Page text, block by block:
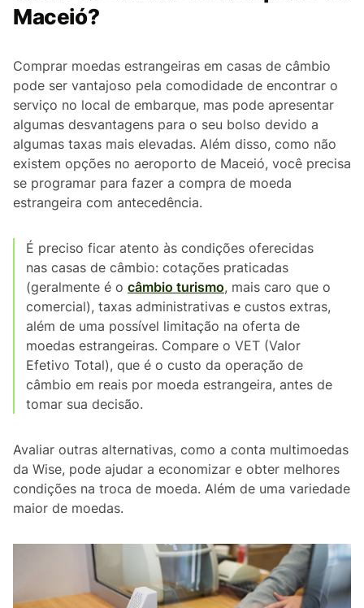
Maceió?
Comprar moedas estrangeiras em casas de câmbio
pode ser vantajoso pela comodidade de encontrar o
serviço no local de embarque, mas pode apresentar
algumas desvantagens para o seu bolso devido a
algumas taxas mais elevadas. Além disso, como não
existem opções no aeroporto de Maceió, você precisa
se programar para fazer a compra de moeda
estrangeira com antecedência.
É preciso ficar atento às condições oferecidas
nas casas de câmbio: cotações praticadas
(geralmente é o câmbio turismo, mais caro que o
comercial), taxas administrativas e custos extras,
além de uma possível limitação na oferta de
moedas estrangeiras. Compare o VET (Valor
Efetivo Total), que é o custo da operação de
câmbio em reais por moeda estrangeira, antes de
tomar sua decisão.
Avaliar outras alternativas, como a conta multimoedas
da Wise, pode ajudar a economizar e obter melhores
condições na troca de moeda. Além de uma variedade
maior de moedas.